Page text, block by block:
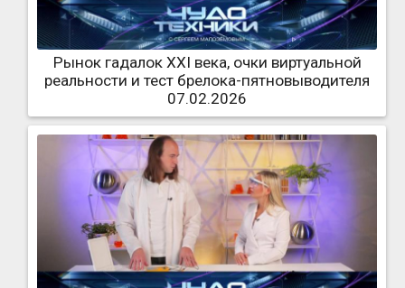
Рынок гадалок XXI века, очки виртуальной
реальности и тест брелока-пятновыводителя
07.02.2026